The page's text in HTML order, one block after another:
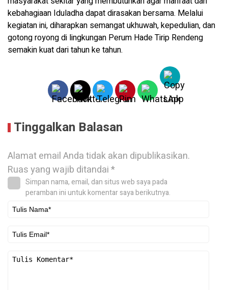
kebahagiaan Iduladha dapat dirasakan bersama. Melalui
kegiatan ini, diharapkan semangat ukhuwah, kepedulian, dan
gotong royong di lingkungan Perum Hade Tirip Rendeng
semakin kuat dari tahun ke tahun.
Tinggalkan Balasan
Alamat email Anda tidak akan dipublikasikan.
Ruas yang wajib ditandai*
Simpan nama, email, dan situs web saya pada
peramban ini untuk komentar saya berikutnya.